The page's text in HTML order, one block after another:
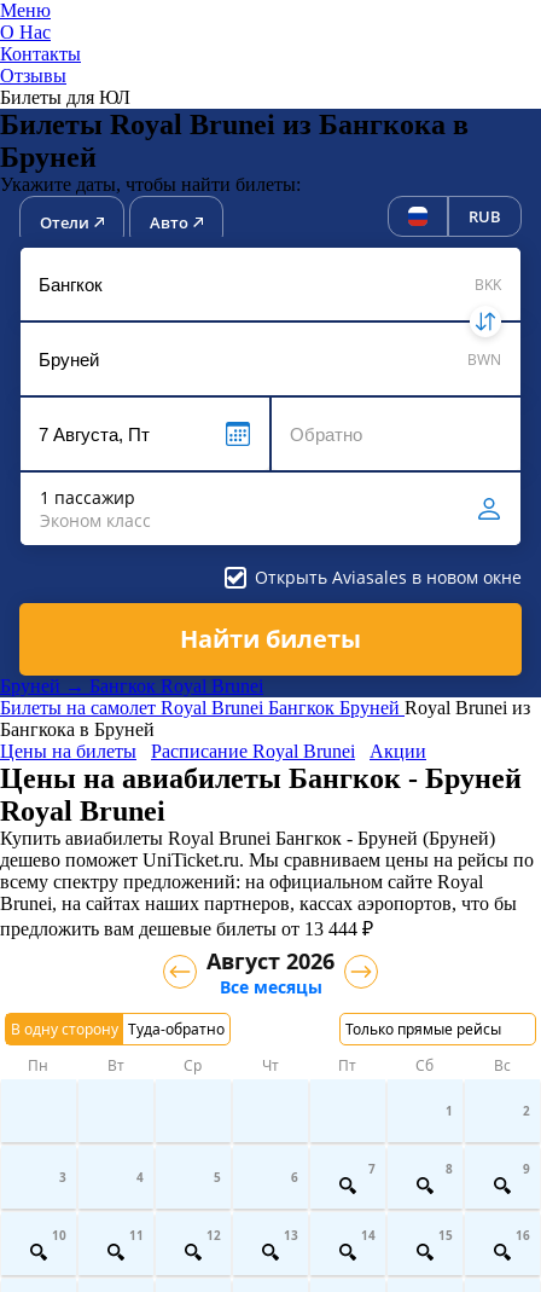
Меню
О Нас
Контакты
Отзывы
Билеты для ЮЛ
Билеты Royal Brunei из Бангкока в
Бруней
Укажите даты, чтобы найти билеты:
Отели Авто RUB
BKK
BWN
1 пассажир
Эконом класс
Открыть Aviasales в новом окне
Найти билеты
Бруней → Бангкок Royal Brunei
Билеты на самолет Royal Brunei Бангкок Бруней Royal Brunei из
Бангкока в Бруней
Цены на билеты
Расписание Royal Brunei Акции
Цены на авиабилеты Бангкок - Бруней
Royal Brunei
Купить авиабилеты Royal Brunei Бангкок - Бруней (Бруней)
дешево поможет UniTicket.ru. Мы сравниваем цены на рейсы по
всему спектру предложений: на официальном сайте Royal
Brunei, на сайтах наших партнеров, кассах аэропортов, что бы
предложить вам дешевые билеты от 13 444 ₽
В одну сторону Туда-обратно Только прямые рейсы
Август 2026
Все месяцы
Пн Вт Ср Чт Пт Сб Вс
1 2
3 4 5 6 7 8 9
10 11 12 13 14 15 16